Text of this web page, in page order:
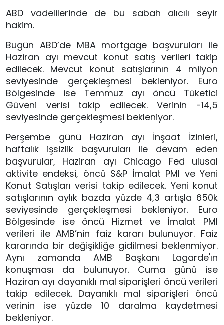
ABD vadelilerinde de bu sabah alıcılı seyir
hakim.
Bugün ABD’de MBA mortgage başvuruları ile
Haziran ayı mevcut konut satış verileri takip
edilecek. Mevcut konut satışlarının 4 milyon
seviyesinde gerçekleşmesi bekleniyor. Euro
Bölgesinde ise Temmuz ayı öncü Tüketici
Güveni verisi takip edilecek. Verinin -14,5
seviyesinde gerçekleşmesi bekleniyor.
Perşembe günü Haziran ayı İnşaat İzinleri,
haftalık işsizlik başvuruları ile devam eden
başvurular, Haziran ayı Chicago Fed ulusal
aktivite endeksi, öncü S&P İmalat PMI ve Yeni
Konut Satışları verisi takip edilecek. Yeni konut
satışlarının aylık bazda yüzde 4,3 artışla 650k
seviyesinde gerçekleşmesi bekleniyor. Euro
Bölgesinde ise öncü Hizmet ve İmalat PMI
verileri ile AMB’nin faiz kararı bulunuyor. Faiz
kararında bir değişikliğe gidilmesi beklenmiyor.
Aynı zamanda AMB Başkanı Lagarde'ın
konuşması da bulunuyor. Cuma günü ise
Haziran ayı dayanıklı mal siparişleri öncü verileri
takip edilecek. Dayanıklı mal siparişleri öncü
verinin ise yüzde 10 daralma kaydetmesi
bekleniyor.